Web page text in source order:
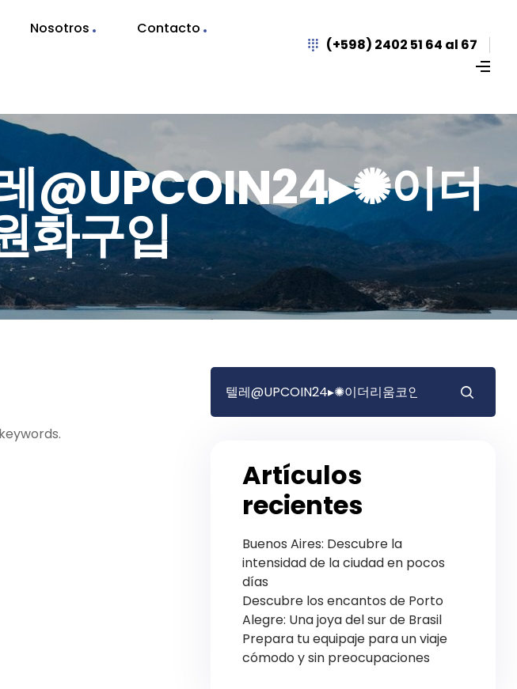
Nosotros Contacto
(+598) 2402 51 64 al 67
@UPCOIN24▸✺이더
화구입
Artículos
recientes
Buenos Aires: Descubre la
intensidad de la ciudad en pocos
días
Descubre los encantos de Porto
Alegre: Una joya del sur de Brasil
Prepara tu equipaje para un viaje
cómodo y sin preocupaciones